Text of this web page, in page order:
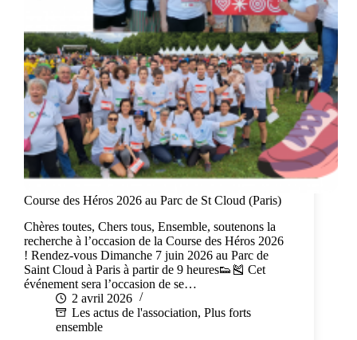
Course des Héros 2026 au Parc de St Cloud (Paris)
Chères toutes, Chers tous, Ensemble, soutenons la
recherche à l’occasion de la Course des Héros 2026
! Rendez-vous Dimanche 7 juin 2026 au Parc de
Saint Cloud à Paris à partir de 9 heures👟🎽 Cet
événement sera l’occasion de se…
2 avril 2026
Les actus de l'association, Plus forts
ensemble